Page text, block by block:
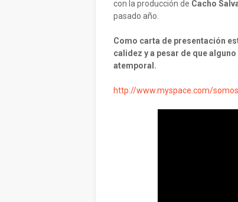
con la producción de Cacho
pasado año.
Como carta de presentación
calidez y a pesar de que
atemporal.
http://www.myspace.com/